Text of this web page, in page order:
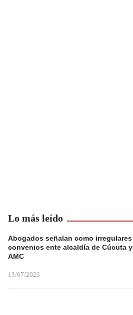
Lo más leído
Abogados señalan como irregulares
convenios ente alcaldía de Cúcuta y
AMC
13/07/2023